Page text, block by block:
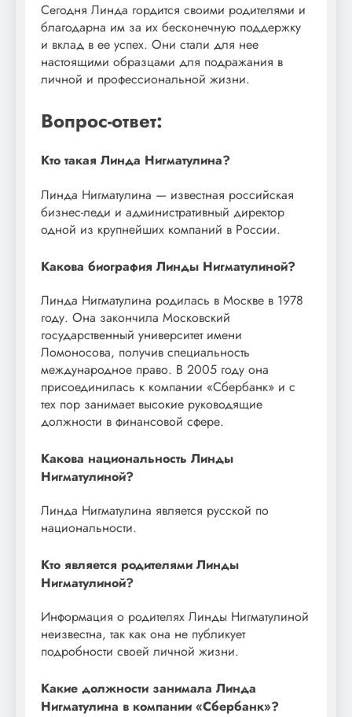
Сегодня Линда гордится своими родителями и
благодарна им за их бесконечную поддержку
и вклад в ее успех. Они стали для нее
настоящими образцами для подражания в
личной и профессиональной жизни.
Вопрос-ответ:
Кто такая Линда Нигматулина?
Линда Нигматулина — известная российская
бизнес-леди и административный директор
одной из крупнейших компаний в России.
Какова биография Линды Нигматулиной?
Линда Нигматулина родилась в Москве в 1978
году. Она закончила Московский
государственный университет имени
Ломоносова, получив специальность
международное право. В 2005 году она
присоединилась к компании «Сбербанк» и с
тех пор занимает высокие руководящие
должности в финансовой сфере.
Какова национальность Линды
Нигматулиной?
Линда Нигматулина является русской по
национальности.
Кто является родителями Линды
Нигматулиной?
Информация о родителях Линды Нигматулиной
неизвестна, так как она не публикует
подробности своей личной жизни.
Какие должности занимала Линда
Нигматулина в компании «Сбербанк»?